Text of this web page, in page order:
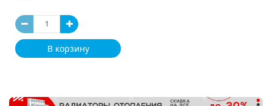
В корзину